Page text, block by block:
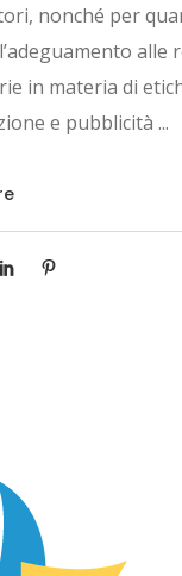
nonché per
alle
in materia di
e pubblicità